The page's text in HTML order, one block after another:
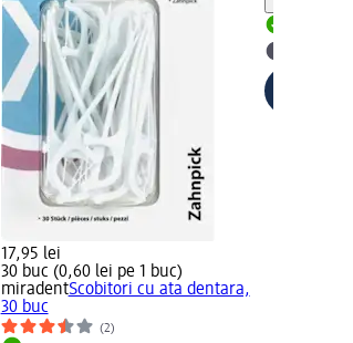
17,95 lei
30 buc (0,60 lei pe 1 buc)
miradentScobitori cu ata dentara,
30 buc
(2)